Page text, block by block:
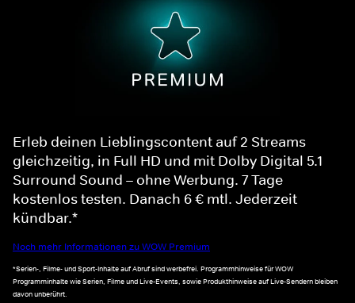
Erleb deinen Lieblingscontent auf 2 Streams
gleichzeitig, in Full HD und mit Dolby Digital 5.1
Surround Sound – ohne Werbung. 7 Tage
kostenlos testen. Danach 6 € mtl. Jederzeit
kündbar.*
Noch mehr Informationen zu WOW Premium
*Serien-, Filme- und Sport-Inhalte auf Abruf sind werbefrei. Programmhinweise für WOW
Programminhalte wie Serien, Filme und Live-Events, sowie Produkthinweise auf Live-Sendern bleiben
davon unberührt.